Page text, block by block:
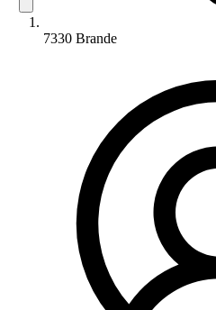
7330 Brande